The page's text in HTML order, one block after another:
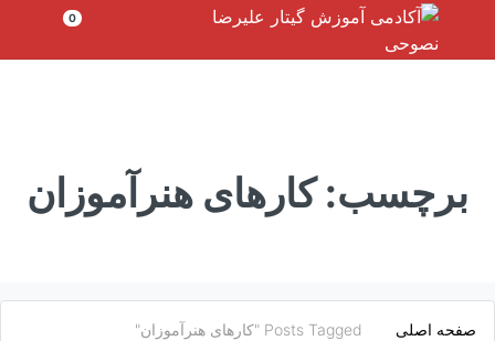
محتوا
0
برچسب:کارهای هنرآموزان
صفحه اصلی Posts Tagged "کارهای هنرآموزان"